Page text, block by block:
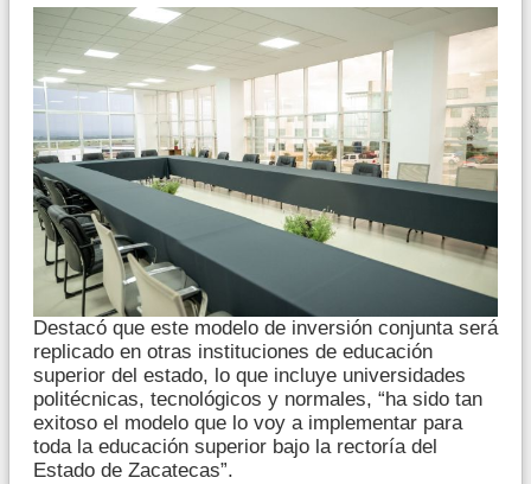
Destacó que este modelo de inversión conjunta será
replicado en otras instituciones de educación
superior del estado, lo que incluye universidades
politécnicas, tecnológicos y normales, “ha sido tan
exitoso el modelo que lo voy a implementar para
toda la educación superior bajo la rectoría del
Estado de Zacatecas”.